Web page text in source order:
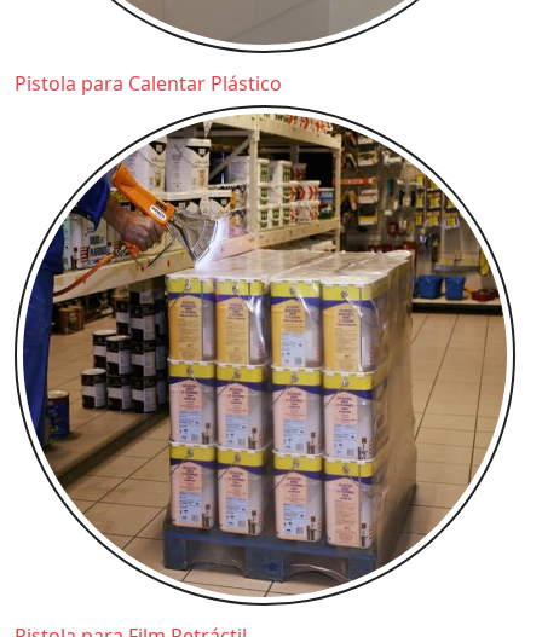
Pistola para Calentar Plástico